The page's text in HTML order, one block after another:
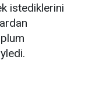
istediklerini